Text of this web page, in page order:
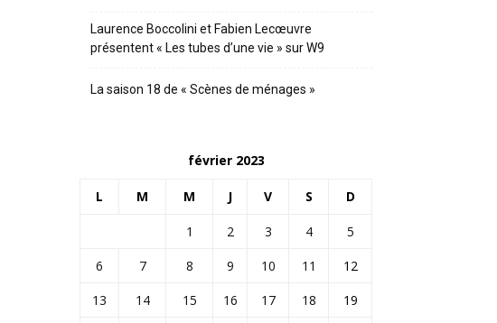
Laurence Boccolini et Fabien Lecœuvre
présentent « Les tubes d’une vie » sur W9
La saison 18 de « Scènes de ménages »
février 2023
L M M J V S D
1 2 3 4
5
6
7 8 9 10 11
12
13
14 15 16 17 18 19